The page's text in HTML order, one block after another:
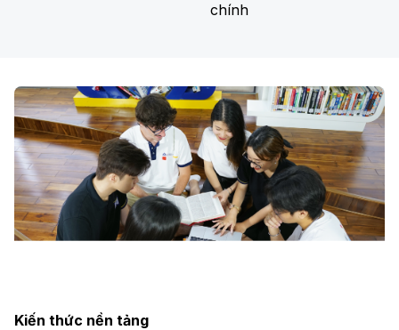
chính
Kiến thức nền tảng